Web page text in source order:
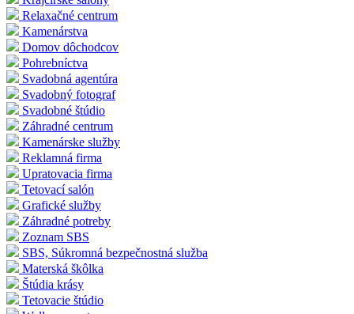
Relaxačné centrum
Kamenárstva
Domov dôchodcov
Pohrebníctva
Svadobná agentúra
Svadobný fotograf
Svadobné štúdio
Záhradné centrum
Kamenárske služby
Reklamná firma
Upratovacia firma
Tetovací salón
Grafické služby
Záhradné potreby
Zoznam SBS
SBS, Súkromná bezpečnostná služba
Materská škôlka
Štúdia krásy
Tetovacie štúdio